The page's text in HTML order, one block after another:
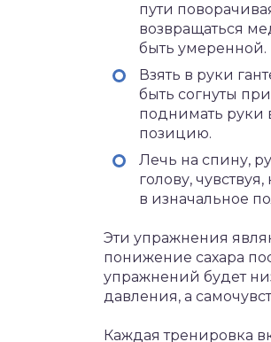
пути
возвращаться
быть умеренной.
Взять в руки
быть согнуты
поднимать руки
позицию.
Лечь на спину,
голову,
в изначальное
Эти упражнения
понижение сахара
упражнений будет
давления, а
Каждая тренировка